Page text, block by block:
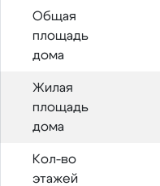
Общая
площадь
дома
Жилая
площадь
дома
Кол-во
этажей